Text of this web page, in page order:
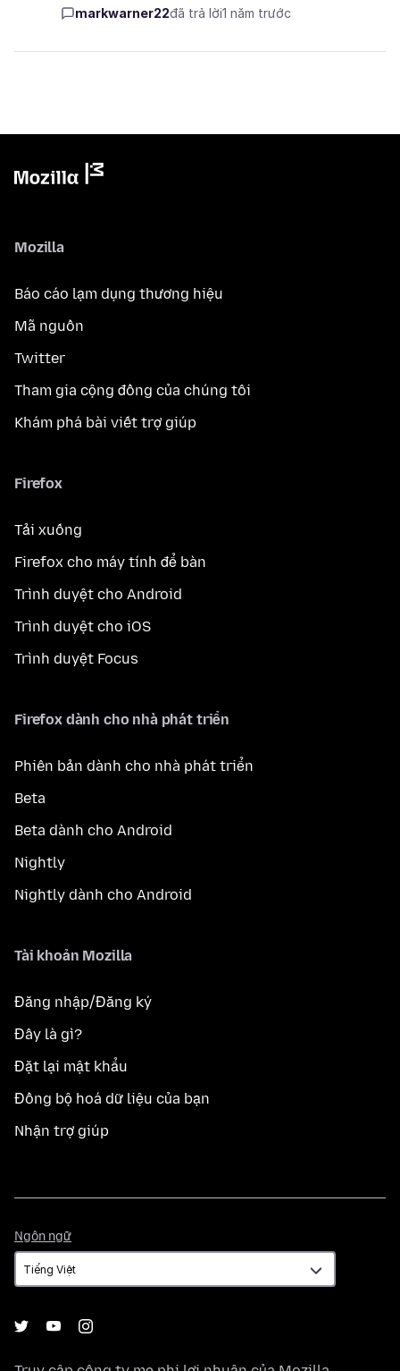
markwarner22đã trả lời1 năm trước
Mozilla
Báo cáo lạm dụng thương hiệu
Mã nguồn
Twitter
Tham gia cộng đồng của chúng tôi
Khám phá bài viết trợ giúp
Firefox
Tải xuống
Firefox cho máy tính để bàn
Trình duyệt cho Android
Trình duyệt cho iOS
Trình duyệt Focus
Firefox dành cho nhà phát triển
Phiên bản dành cho nhà phát triển
Beta
Beta dành cho Android
Nightly
Nightly dành cho Android
Tài khoản Mozilla
Đăng nhập/Đăng ký
Đây là gì?
Đặt lại mật khẩu
Đồng bộ hoá dữ liệu của bạn
Nhận trợ giúp
Ngôn ngữ
ngữ